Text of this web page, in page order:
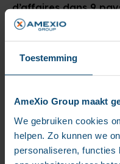
Toestemming
AmeXio Group maakt
We gebruiken cookies
helpen. Zo kunnen we
personaliseren, functies
d’affaires dans 9
de 600 personnes :
Xavier Morcillo,
Group conclut :
marché nord-
positionnement
projets majeurs
actuellement, nous